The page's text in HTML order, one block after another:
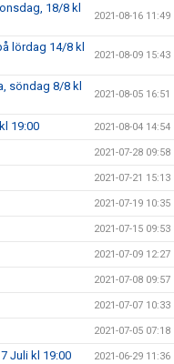
18/8 kl
2021-08-16 11:49
lördag 14/8 kl
2021-08-09 15:43
söndag 8/8 kl
2021-08-05 16:51
19:00 2021-08-04 14:54
2021-07-28 09:58
2021-07-21 15:13
2021-07-19 10:35
2021-07-15 09:53
2021-07-09 12:27
2021-07-08 09:57
2021-07-07 10:33
2021-07-05 07:18
Juli kl 19:00 2021-06-29 11:36